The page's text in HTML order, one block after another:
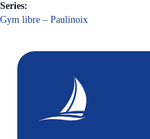
Series:
Gym libre – Paulinoix